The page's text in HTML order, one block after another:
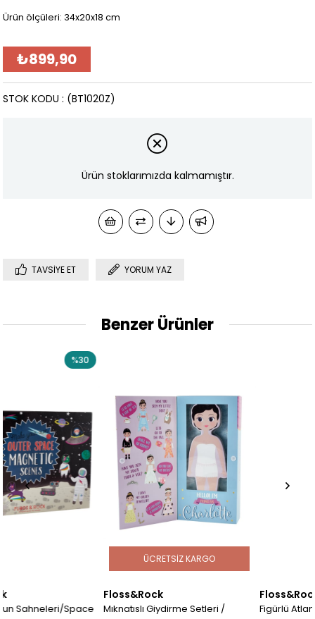
Ürün ölçüleri: 34x20x18 cm
₺899,90
(BT1020Z)
STOK KODU
Ürün stoklarımızda kalmamıştır.
TAVSIYE ET YORUM YAZ
Benzer Ürünler
Mıknatıslı Giydirme Setleri /
Figürlü Atlama İpleri / Lion